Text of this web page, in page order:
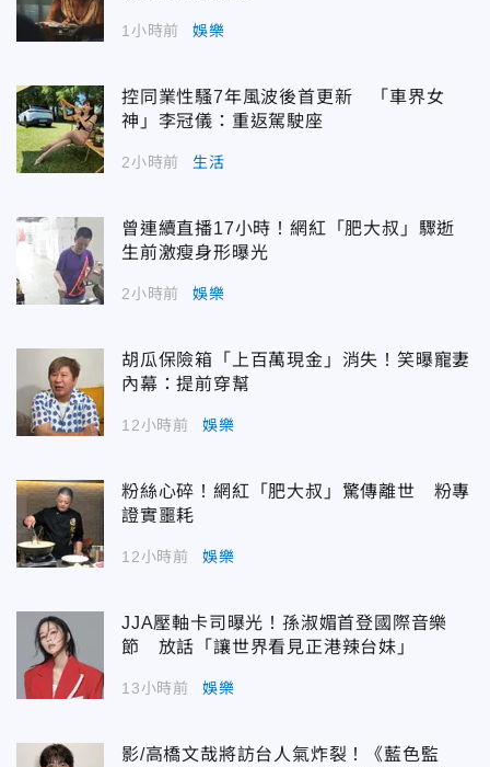
1小時前 娛樂
控同業性騷7年風波後首更新 「車界女
神」李冠儀：重返駕駛座
2小時前 生活
曾連續直播17小時！網紅「肥大叔」驟逝
生前激瘦身形曝光
2小時前 娛樂
胡瓜保險箱「上百萬現金」消失！笑曝寵妻
內幕：提前穿幫
12小時前 娛樂
粉絲心碎！網紅「肥大叔」驚傳離世 粉專
證實噩耗
12小時前 娛樂
JJA壓軸卡司曝光！孫淑媚首登國際音樂
節 放話「讓世界看見正港辣台妹」
13小時前 娛樂
影/高橋文哉將訪台人氣炸裂！《藍色監